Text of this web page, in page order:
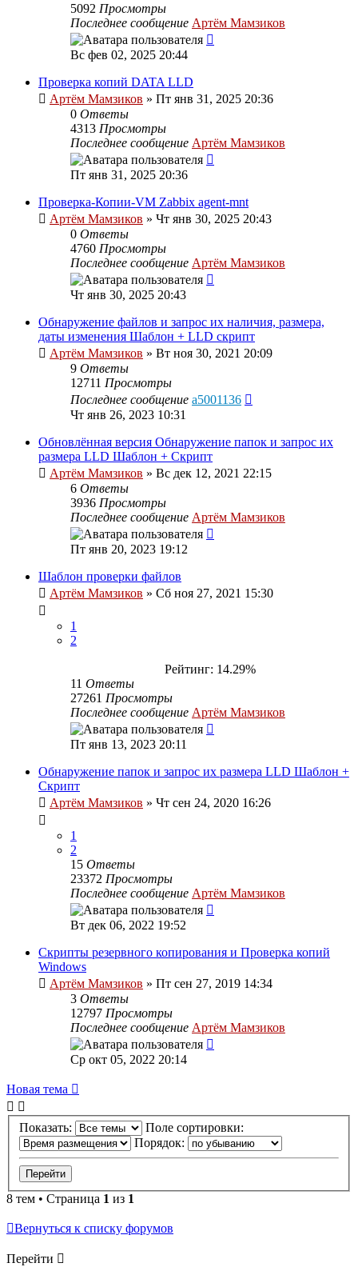
5092 Просмотры
Последнее сообщение Артём Мамзиков
Вс фев 02, 2025 20:44
Проверка копий DATA LLD
Артём Мамзиков » Пт янв 31, 2025 20:36
0 Ответы
4313 Просмотры
Последнее сообщение Артём Мамзиков
Пт янв 31, 2025 20:36
Проверка-Копии-VM Zabbix agent-mnt
Артём Мамзиков » Чт янв 30, 2025 20:43
0 Ответы
4760 Просмотры
Последнее сообщение Артём Мамзиков
Чт янв 30, 2025 20:43
Обнаружение файлов и запрос их наличия, размера,
даты изменения Шаблон + LLD скрипт
Артём Мамзиков » Вт ноя 30, 2021 20:09
9 Ответы
12711 Просмотры
Последнее сообщение a5001136
Чт янв 26, 2023 10:31
Обновлённая версия Обнаружение папок и запрос их
размера LLD Шаблон + Скрипт
Артём Мамзиков » Вс дек 12, 2021 22:15
6 Ответы
3936 Просмотры
Последнее сообщение Артём Мамзиков
Пт янв 20, 2023 19:12
Шаблон проверки файлов
Артём Мамзиков » Сб ноя 27, 2021 15:30
1
2
Рейтинг: 14.29%
11 Ответы
27261 Просмотры
Последнее сообщение Артём Мамзиков
Пт янв 13, 2023 20:11
Обнаружение папок и запрос их размера LLD Шаблон +
Скрипт
Артём Мамзиков » Чт сен 24, 2020 16:26
1
2
15 Ответы
23372 Просмотры
Последнее сообщение Артём Мамзиков
Вт дек 06, 2022 19:52
Скрипты резервного копирования и Проверка копий
Windows
Артём Мамзиков » Пт сен 27, 2019 14:34
3 Ответы
12797 Просмотры
Последнее сообщение Артём Мамзиков
Ср окт 05, 2022 20:14
Новая тема
Показать:
Поле сортировки:
Порядок:
8 тем • Страница 1 из 1
Вернуться к списку форумов
Перейти